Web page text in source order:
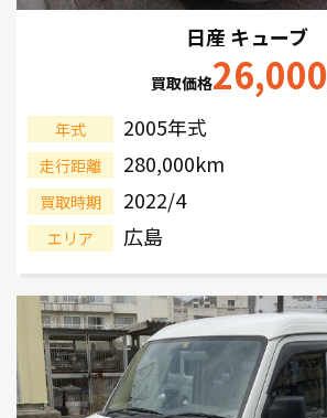
日産 キューブ
買取価格26,000
年式 2005年式
走行距離 280,000km
買取時期 2022/4
エリア 広島